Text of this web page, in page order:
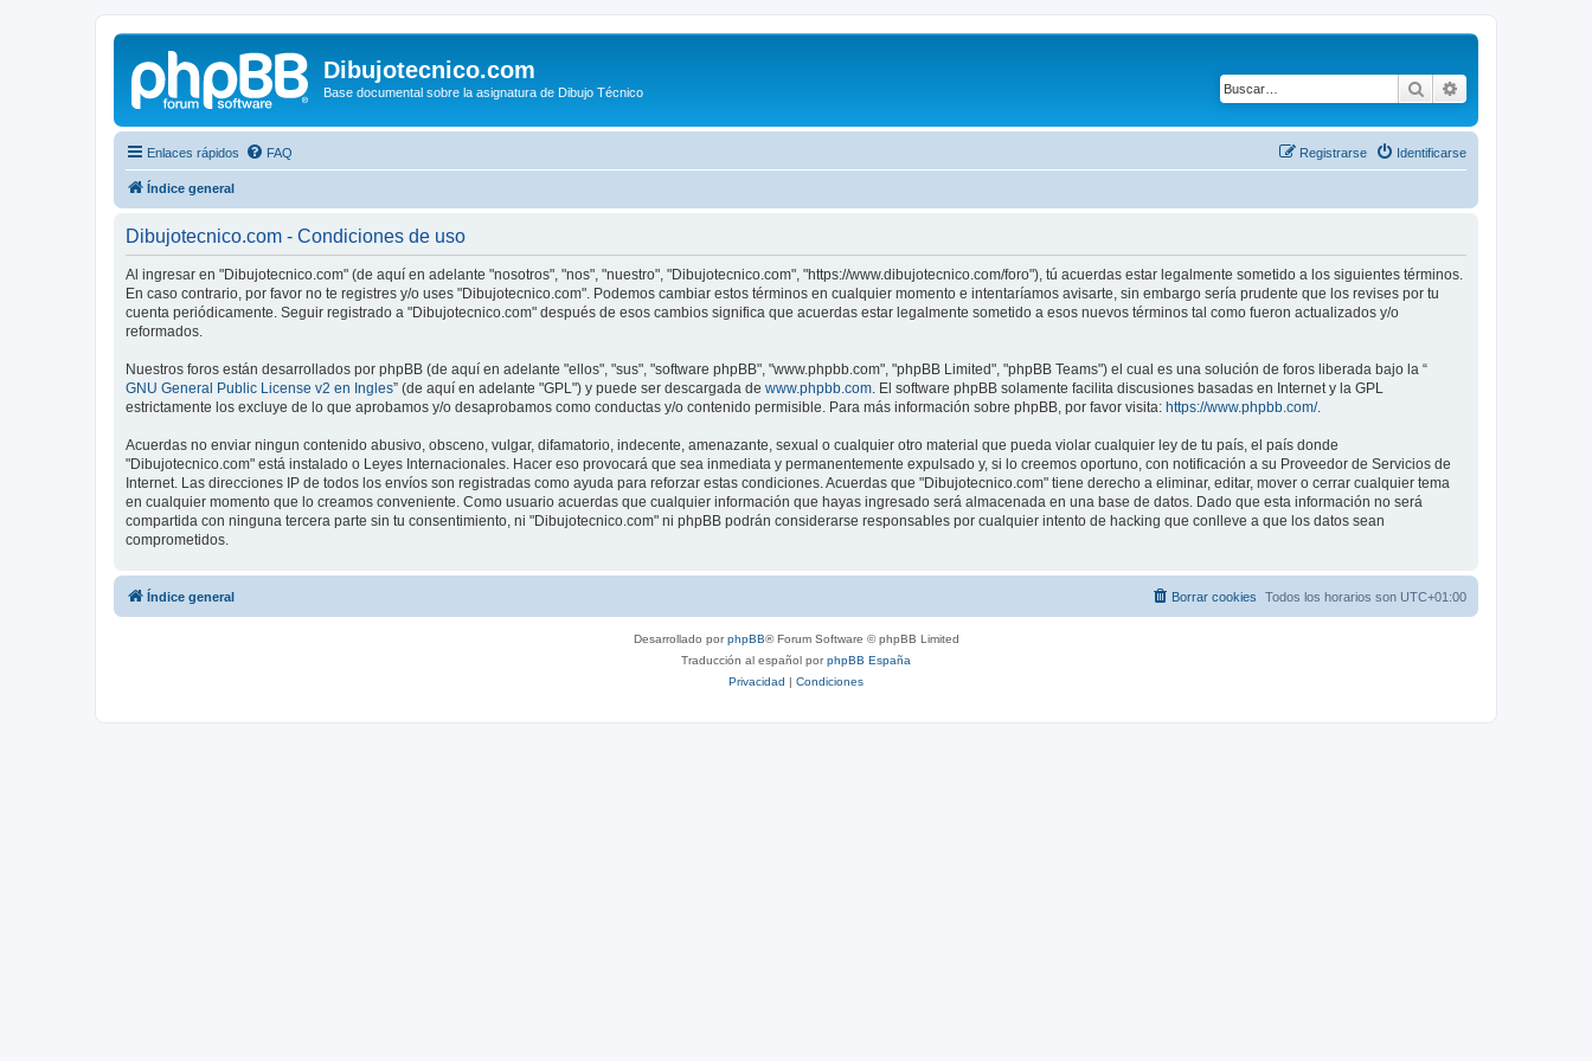
Dibujotecnico.com
Base documental sobre la asignatura de Dibujo Técnico Buscar
Enlaces rápidos FAQ Identificarse
Registrarse
Índice general
Dibujotecnico.com - Condiciones de uso
Al ingresar en "Dibujotecnico.com" (de aquí en adelante "nosotros", "nos", "nuestro", "Dibujotecnico.com", "https://www.dibujotecnico.com/foro"), tú acuerdas estar legalmente sometido a los siguientes términos.
En caso contrario, por favor no te registres y/o uses "Dibujotecnico.com". Podemos cambiar estos términos en cualquier momento e intentaríamos avisarte, sin embargo sería prudente que los revises por tu
cuenta periódicamente. Seguir registrado a "Dibujotecnico.com" después de esos cambios significa que acuerdas estar legalmente sometido a esos nuevos términos tal como fueron actualizados y/o
reformados.
Nuestros foros están desarrollados por phpBB (de aquí en adelante "ellos", "sus", "software phpBB", "www.phpbb.com", "phpBB Limited", "phpBB Teams") el cual es una solución de foros liberada bajo la “
GNU General Public License v2 en Ingles” (de aquí en adelante "GPL") y puede ser descargada de www.phpbb.com . El software phpBB solamente facilita discusiones basadas en Internet y la GPL
estrictamente los excluye de lo que aprobamos y/o desaprobamos como conductas y/o contenido permisible. Para más información sobre phpBB, por favor visita: https://www.phpbb.com/.
Acuerdas no enviar ningun contenido abusivo, obsceno, vulgar, difamatorio, indecente, amenazante, sexual o cualquier otro material que pueda violar cualquier ley de tu país, el país donde
"Dibujotecnico.com" está instalado o Leyes Internacionales. Hacer eso provocará que sea inmediata y permanentemente expulsado y, si lo creemos oportuno, con notificación a su Proveedor de Servicios de
Internet. Las direcciones IP de todos los envíos son registradas como ayuda para reforzar estas condiciones. Acuerdas que "Dibujotecnico.com" tiene derecho a eliminar, editar, mover o cerrar cualquier tema
en cualquier momento que lo creamos conveniente. Como usuario acuerdas que cualquier información que hayas ingresado será almacenada en una base de datos. Dado que esta información no será
compartida con ninguna tercera parte sin tu consentimiento, ni "Dibujotecnico.com" ni phpBB podrán considerarse responsables por cualquier intento de hacking que conlleve a que los datos sean
comprometidos.
Índice general Todos los horarios son UTC+01:00
Borrar cookies
Desarrollado porphpBB® Forum Software © phpBB Limited
Traducción al español porphpBB España
Privacidad | Condiciones